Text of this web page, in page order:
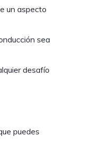
un aspecto
sea
desafío
puedes